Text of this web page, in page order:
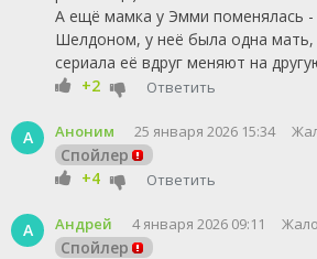
А ещё мамка у Эмми поменялась -
Шелдоном, у неё была одна мать,
сериала её вдруг меняют на
+2
Ответить
А Аноним 25 января 2026 15:34
Спойлер
+4
Ответить
А Андрей 4 января 2026 09:11
Спойлер